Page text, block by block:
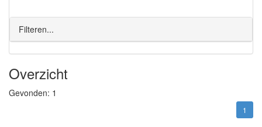
Filteren...
Overzicht
Gevonden: 1
1